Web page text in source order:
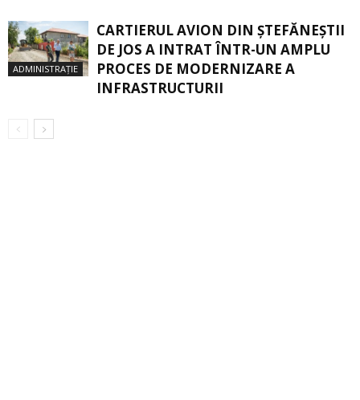
ADMINISTRAȚIE
CARTIERUL AVION DIN ŞTEFĂNEŞTII
DE JOS A INTRAT ÎNTR-UN AMPLU
PROCES DE MODERNIZARE A
INFRASTRUCTURII